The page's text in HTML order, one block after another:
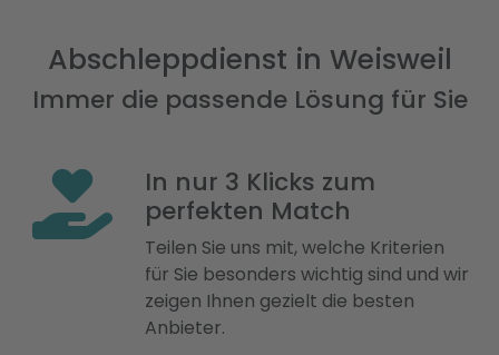
Abschleppdienst in Weisweil
Immer die passende Lösung für Sie
In nur 3 Klicks zum
perfekten Match
Teilen Sie uns mit, welche Kriterien
für Sie besonders wichtig sind und wir
zeigen Ihnen gezielt die besten
Anbieter.